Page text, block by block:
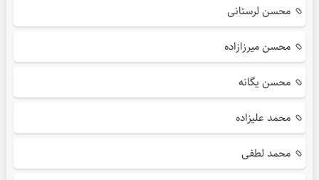
محسن لرستانی
محسن میرزازاده
محسن یگانه
محمد علیزاده
محمد لطفی